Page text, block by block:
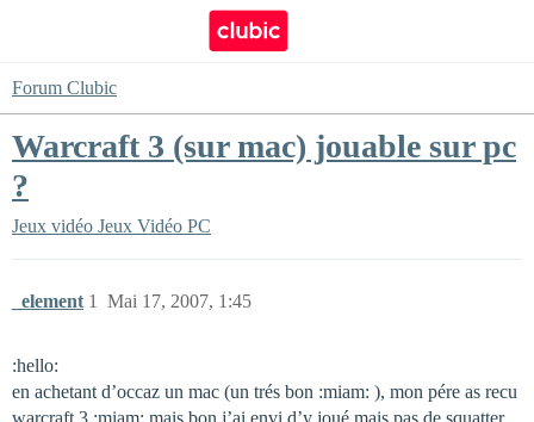
Forum Clubic
Warcraft 3 (sur mac) jouable sur pc
?
Jeux vidéo Jeux Vidéo PC
_element Mai 17, 2007, 1:45
1
:hello:
en achetant d’occaz un mac (un trés bon :miam: ), mon pére as recu
warcraft 3 :miam: mais bon j’ai envi d’y joué mais pas de squatter